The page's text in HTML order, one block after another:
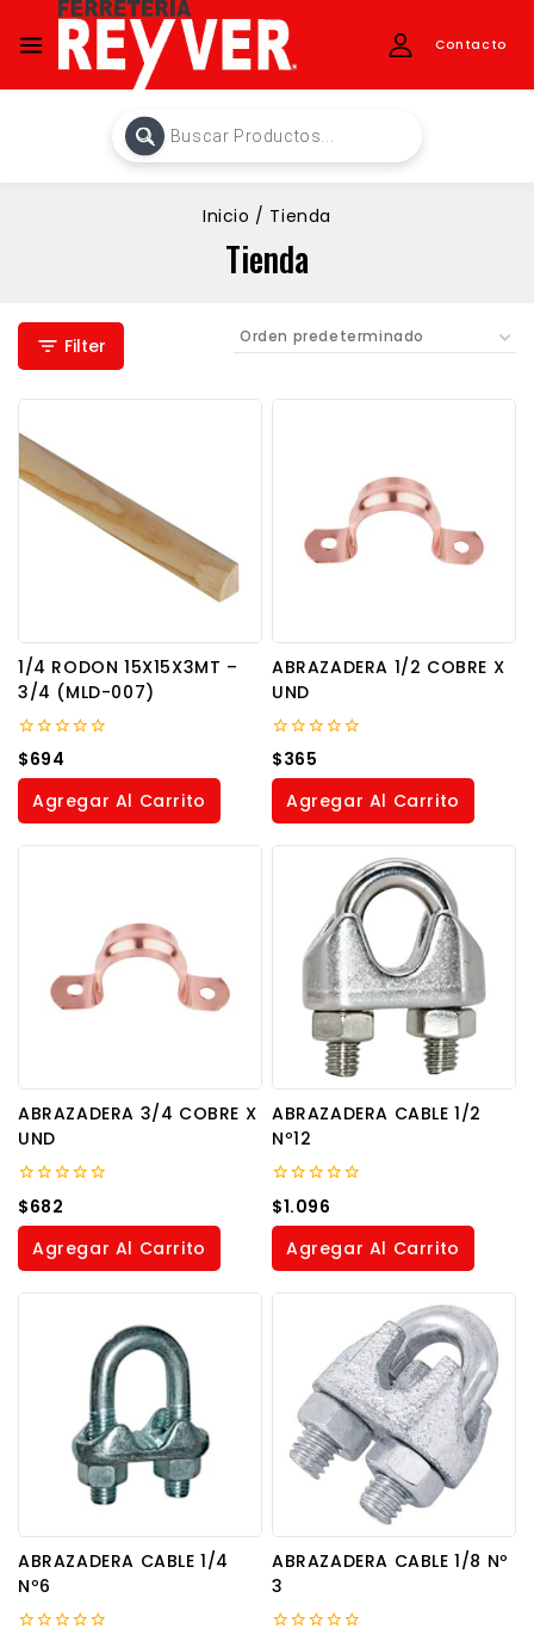
Contacto
Inicio / Tienda
Tienda
Filter
1/4 RODON 15X15X3MT –
3/4 (MLD-007)
0
out
of
$694
Agregar Al Carrito
ABRAZADERA 1/2 COBRE X
UND
0
out
of
$365
Agregar Al Carrito
ABRAZADERA 3/4 COBRE X
UND
0
out
of
$682
Agregar Al Carrito
ABRAZADERA CABLE 1/2
Nº12
0
out
of
$1.096
Agregar Al Carrito
ABRAZADERA CABLE 1/4
Nº6
ABRAZADERA CABLE 1/8 Nº
3